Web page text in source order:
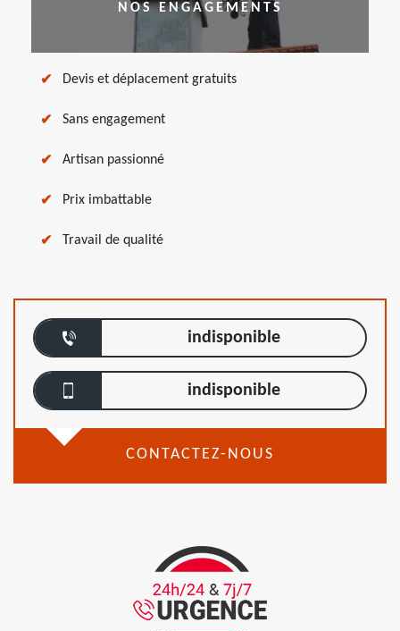
NOS ENGAGEMENTS
Devis et déplacement gratuits
Sans engagement
Artisan passionné
Prix imbattable
Travail de qualité
indisponible
indisponible
CONTACTEZ-NOUS